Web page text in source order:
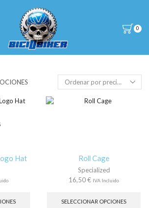
0
Hat Roll Cage
Specialized
16,50€ IVA Incluido
SELECCIONAR OPCIONES